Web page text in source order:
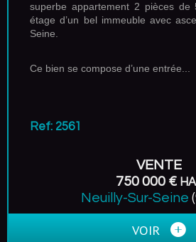
superbe appartement 2 pièces de
étage d’un bel immeuble avec
Seine.
Ce bien se compose d’une entrée...
Ref: 2561
VENTE
750 000 €
Neuilly-Sur-Seine
VOIR